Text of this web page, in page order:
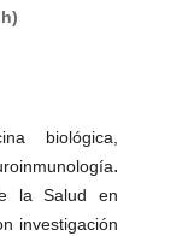
biológica,
.
la Salud en
investigación